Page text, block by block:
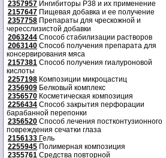
2357957 Ингибиторы P38 и их применение
2157647 Пищевая добавка и ее получение
2357758 Препараты для чрескожной и
чересслизистой добавки
2063244 Способ стабилизации растворов
2063140 Способ получения препарата для
консервирования мяса
2157381 Способ получения гиалуроновой
кислоты
2257198 Композиции микроцастиц
2356909 Белковый комплекс
2356570 Косметическая композиция
2256434 Способ закрытия перфорации
барабанной перепонки
2356520 Способ лечения постконтузионного
повреждения сечатки глаза
2156133 Гель
2255945 Полимерная композиция
2355761 Средства повторной